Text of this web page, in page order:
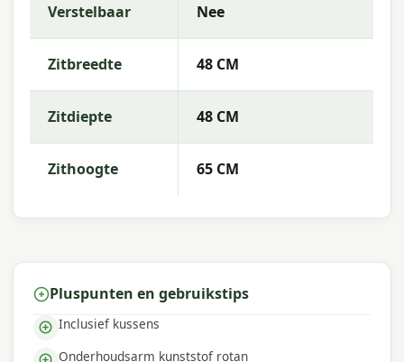
Verstelbaar Nee
Zitbreedte 48 CM
Zitdiepte 48 CM
Zithoogte 65 CM
Pluspunten en gebruikstips
Inclusief kussens
Onderhoudsarm kunststof rotan